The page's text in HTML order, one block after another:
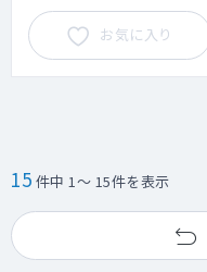
お気に入り
15 件中 1～ 15件を表示